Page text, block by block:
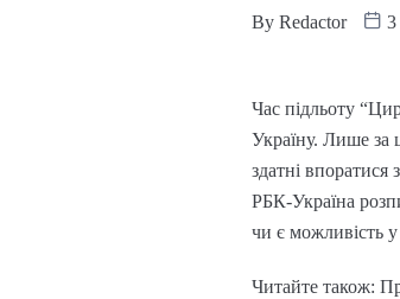
By Redactor 3
Час підльоту
Україну. Лише за
здатні
РБК-Україна
чи є можливість у
Читайте також: